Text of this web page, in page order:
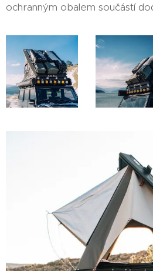
ochranným obalem součástí